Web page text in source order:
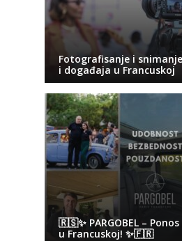
Fotografisanje i
i događaja u Francuskoj
🇷🇸✨ PARGOBEL –
u Francuskoj! ✨🇫🇷